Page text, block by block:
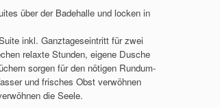
über der Badehalle und locken in
inkl. Ganztageseintritt für zwei
relaxte Stunden, eigene Dusche
sorgen für den nötigen Rundum-
und frisches Obst verwöhnen
die Seele.